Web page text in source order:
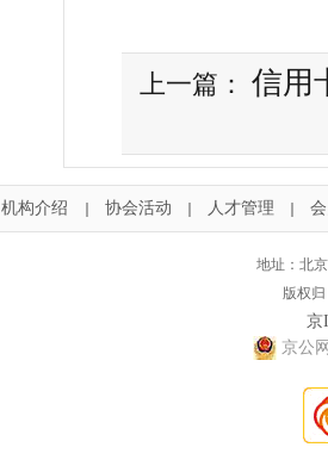
上一篇： 信用
机构介绍 协会活动 人才管理
地址：北
版权
京
京公